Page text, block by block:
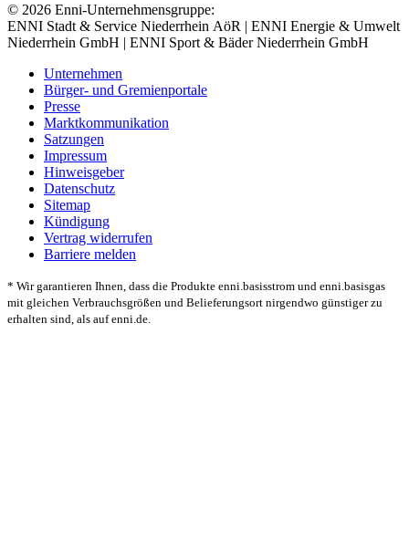
© 2026 Enni-Unternehmensgruppe:
ENNI Stadt & Service Niederrhein AöR | ENNI Energie & Umwelt
Niederrhein GmbH | ENNI Sport & Bäder Niederrhein GmbH
Unternehmen
Bürger- und Gremienportale
Presse
Marktkommunikation
Satzungen
Impressum
Hinweisgeber
Datenschutz
Sitemap
Kündigung
Vertrag widerrufen
Barriere melden
* Wir garantieren Ihnen, dass die Produkte enni.basisstrom und enni.basisgas
mit gleichen Verbrauchsgrößen und Belieferungsort nirgendwo günstiger zu
erhalten sind, als auf enni.de.